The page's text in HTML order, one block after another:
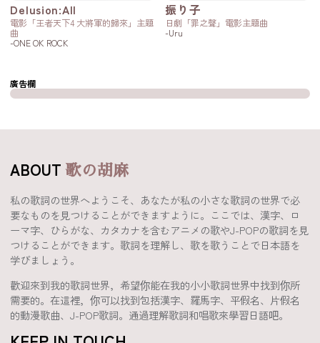
Delusion:All
電影「王者天下4 大將軍的歸來」主題
曲
-ONE OK ROCK
振り子
日劇「罪之聲」電影主題曲
-Uru
廣告欄
ABOUT歌の胡麻
私の歌詞の世界へようこそ、あなたが私の小さな歌詞の世界で必
要なものを見つけることができますように。ここでは、漢字、ロ
ーマ字、ひらがな、カタカナを含むアニメの歌やJ-POPの歌詞を見
つけることができます。歌詞を理解し、歌を歌うことで日本語を
学びましょう。
歡迎來到我的歌詞世界，希望你能在我的小小歌詞世界中找到你所
需要的。在這裡，你可以找到包括漢字、羅馬字、平假名、片假名
的動漫歌曲、J-POP歌詞。通過理解歌詞和唱歌來學習日語吧。